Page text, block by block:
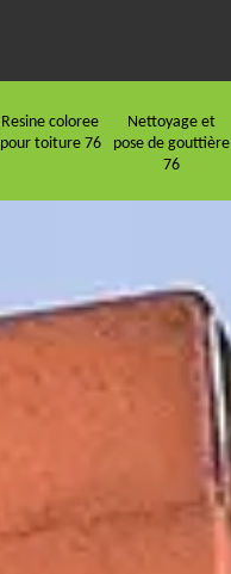
Resine coloree
pour toiture 76
Nettoyage et
pose de gouttière
76